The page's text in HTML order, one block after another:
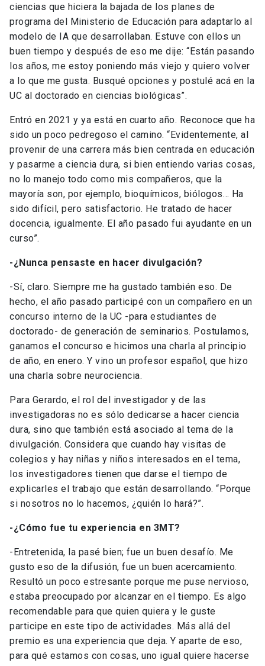
ciencias que hiciera la bajada de los planes de
programa del Ministerio de Educación para adaptarlo al
modelo de IA que desarrollaban. Estuve con ellos un
buen tiempo y después de eso me dije: “Están pasando
los años, me estoy poniendo más viejo y quiero volver
a lo que me gusta. Busqué opciones y postulé acá en la
UC al doctorado en ciencias biológicas”.
Entró en 2021 y ya está en cuarto año. Reconoce que ha
sido un poco pedregoso el camino. “Evidentemente, al
provenir de una carrera más bien centrada en educación
y pasarme a ciencia dura, si bien entiendo varias cosas,
no lo manejo todo como mis compañeros, que la
mayoría son, por ejemplo, bioquímicos, biólogos… Ha
sido difícil, pero satisfactorio. He tratado de hacer
docencia, igualmente. El año pasado fui ayudante en un
curso”.
-¿Nunca pensaste en hacer divulgación?
-Sí, claro. Siempre me ha gustado también eso. De
hecho, el año pasado participé con un compañero en un
concurso interno de la UC -para estudiantes de
doctorado- de generación de seminarios. Postulamos,
ganamos el concurso e hicimos una charla al principio
de año, en enero. Y vino un profesor español, que hizo
una charla sobre neurociencia.
Para Gerardo, el rol del investigador y de las
investigadoras no es sólo dedicarse a hacer ciencia
dura, sino que también está asociado al tema de la
divulgación. Considera que cuando hay visitas de
colegios y hay niñas y niños interesados en el tema,
los investigadores tienen que darse el tiempo de
explicarles el trabajo que están desarrollando. “Porque
si nosotros no lo hacemos, ¿quién lo hará?”.
-¿Cómo fue tu experiencia en 3MT?
-Entretenida, la pasé bien; fue un buen desafío. Me
gusto eso de la difusión, fue un buen acercamiento.
Resultó un poco estresante porque me puse nervioso,
estaba preocupado por alcanzar en el tiempo. Es algo
recomendable para que quien quiera y le guste
participe en este tipo de actividades. Más allá del
premio es una experiencia que deja. Y aparte de eso,
para qué estamos con cosas, uno igual quiere hacerse